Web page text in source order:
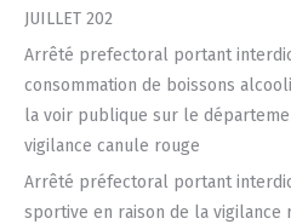
JUILLET 202
Arrêté prefectoral portant
consommation de boissons
la voir publique sur le
vigilance canule rouge
Arrêté préfectoral portant
sportive en raison de la vigilance